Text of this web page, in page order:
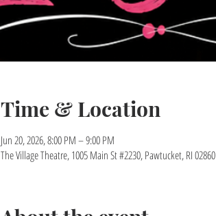
Time & Location
Jun 20, 2026, 8:00 PM – 9:00 PM
The Village Theatre, 1005 Main St #2230, Pawtucket, RI 02860